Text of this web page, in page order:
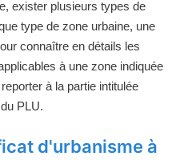
exister plusieurs types de
type de zone urbaine, une
connaître en détails les
à une zone indiquée
à la partie intitulée
PLU.
d'urbanisme à